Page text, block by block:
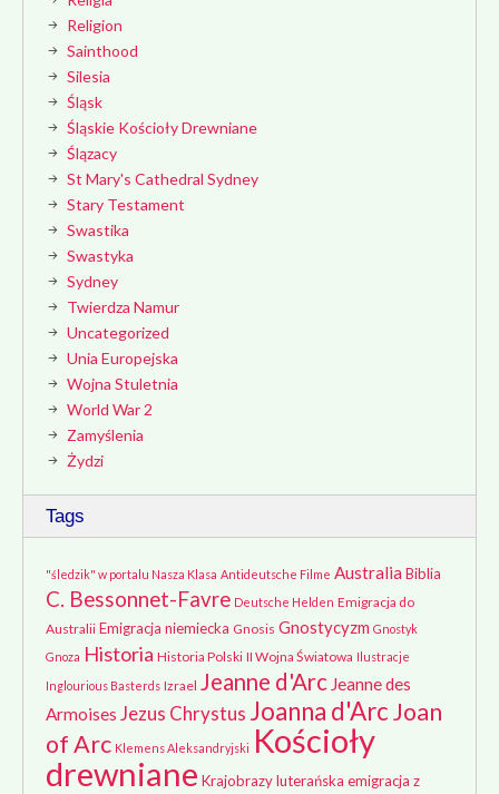
Religion
Sainthood
Silesia
Śląsk
Śląskie Kościoły Drewniane
Ślązacy
St Mary's Cathedral Sydney
Stary Testament
Swastika
Swastyka
Sydney
Twierdza Namur
Uncategorized
Unia Europejska
Wojna Stuletnia
World War 2
Zamyślenia
Żydzi
Tags
"śledzik" w portalu Nasza Klasa Antideutsche Filme AustraliaBiblia
C. Bessonnet-Favre Deutsche Helden Emigracja do
Australii Emigracja niemiecka Gnosis Gnostycyzm Gnostyk
Gnoza Historia Historia Polski II Wojna Światowa Ilustracje
Inglourious Basterds Izrael Jeanne d'Arc Jeanne des
Armoises Jezus Chrystus Joanna d'ArcJoan
of Arc Klemens Aleksandryjski Kościoły
drewniane Krajobrazyluterańska emigracja z